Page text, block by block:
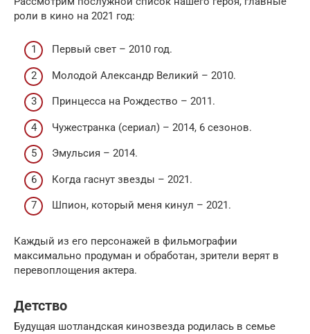
роли в кино на 2021 год:
Первый свет – 2010 год.
Молодой Александр Великий – 2010.
Принцесса на Рождество – 2011.
Чужестранка (сериал) – 2014, 6 сезонов.
Эмульсия – 2014.
Когда гаснут звезды – 2021.
Шпион, который меня кинул – 2021.
Каждый из его персонажей в фильмографии
максимально продуман и обработан, зрители верят в
перевоплощения актера.
Детство
Будущая шотландская кинозвезда родилась в семье